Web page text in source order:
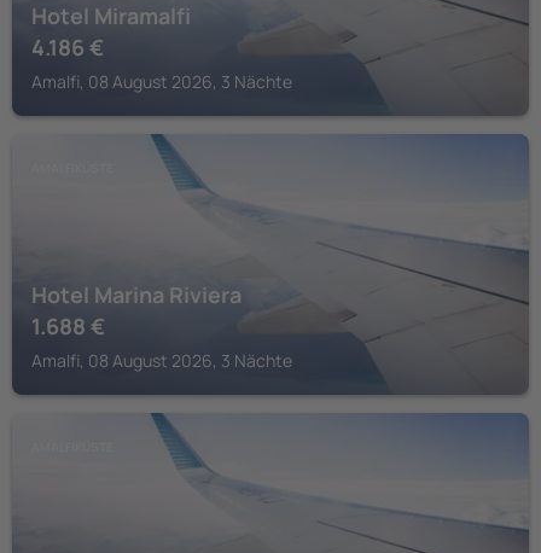
Hotel Miramalfi
4.186 €
Amalfi, 08 August 2026, 3 Nächte
Hotel Marina Riviera
1.688 €
Amalfi, 08 August 2026, 3 Nächte